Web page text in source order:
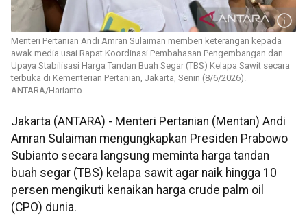
Menteri Pertanian Andi Amran Sulaiman memberi keterangan kepada
awak media usai Rapat Koordinasi Pembahasan Pengembangan dan
Upaya Stabilisasi Harga Tandan Buah Segar (TBS) Kelapa Sawit secara
terbuka di Kementerian Pertanian, Jakarta, Senin (8/6/2026).
ANTARA/Harianto
Jakarta (ANTARA) - Menteri Pertanian (Mentan) Andi
Amran Sulaiman mengungkapkan Presiden Prabowo
Subianto secara langsung meminta harga tandan
buah segar (TBS) kelapa sawit agar naik hingga 10
persen mengikuti kenaikan harga crude palm oil
(CPO) dunia.